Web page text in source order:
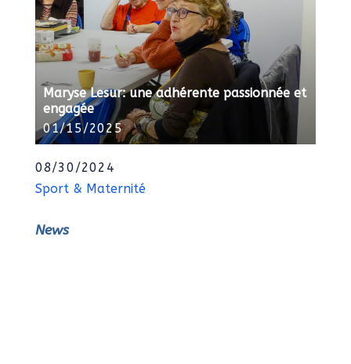
Maryse Lesur: une adhérente passionnée et
engagée
01/15/2025
08/30/2024
Sport & Maternité
News